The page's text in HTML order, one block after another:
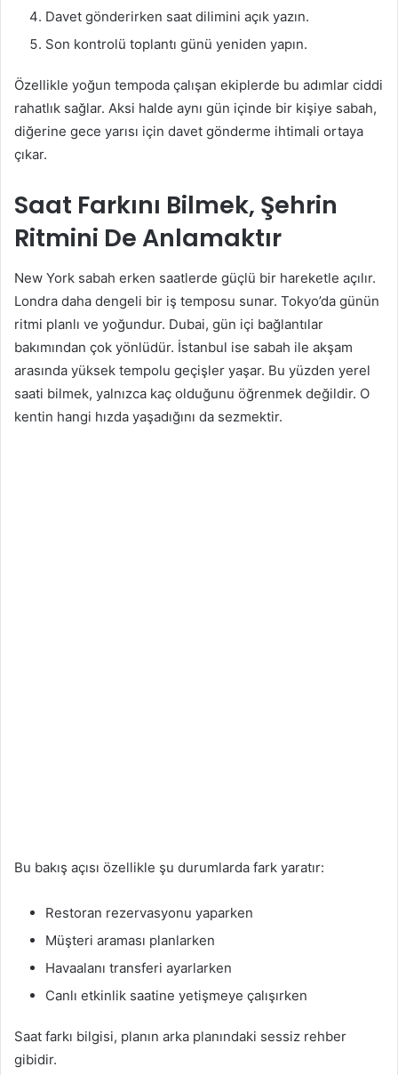
Davet gönderirken saat dilimini açık yazın.
Son kontrolü toplantı günü yeniden yapın.
Özellikle yoğun tempoda çalışan ekiplerde bu adımlar ciddi
rahatlık sağlar. Aksi halde aynı gün içinde bir kişiye sabah,
diğerine gece yarısı için davet gönderme ihtimali ortaya
çıkar.
Saat Farkını Bilmek, Şehrin
Ritmini De Anlamaktır
New York sabah erken saatlerde güçlü bir hareketle açılır.
Londra daha dengeli bir iş temposu sunar. Tokyo’da günün
ritmi planlı ve yoğundur. Dubai, gün içi bağlantılar
bakımından çok yönlüdür. İstanbul ise sabah ile akşam
arasında yüksek tempolu geçişler yaşar. Bu yüzden yerel
saati bilmek, yalnızca kaç olduğunu öğrenmek değildir. O
kentin hangi hızda yaşadığını da sezmektir.
Bu bakış açısı özellikle şu durumlarda fark yaratır:
Restoran rezervasyonu yaparken
Müşteri araması planlarken
Havaalanı transferi ayarlarken
Canlı etkinlik saatine yetişmeye çalışırken
Saat farkı bilgisi, planın arka planındaki sessiz rehber
gibidir.